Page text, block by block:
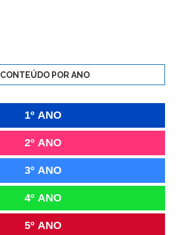
CONTEÚDO POR ANO
1º ANO
2º ANO
3º ANO
4º ANO
5º ANO